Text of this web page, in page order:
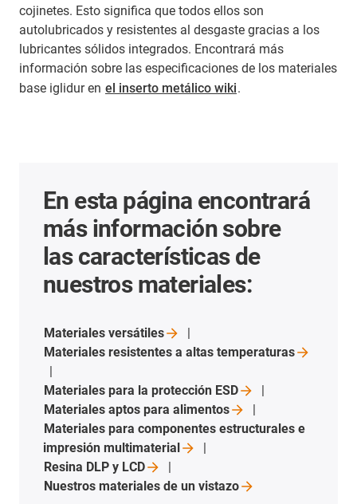
cojinetes. Esto significa que todos ellos son
autolubricados y resistentes al desgaste gracias a los
lubricantes sólidos integrados. Encontrará más
información sobre las especificaciones de los materiales
base iglidur en el inserto metálico wiki.
En esta página encontrará
más información sobre
las características de
nuestros materiales:
Materialesversátiles
Materiales resistentes a altastemperaturas
Materiales para la protección ESD
Materiales aptos paraalimentos
Materiales para componentes estructurales e
impresiónmultimaterial
Resina DLP y LCD
Nuestros materiales de unvistazo